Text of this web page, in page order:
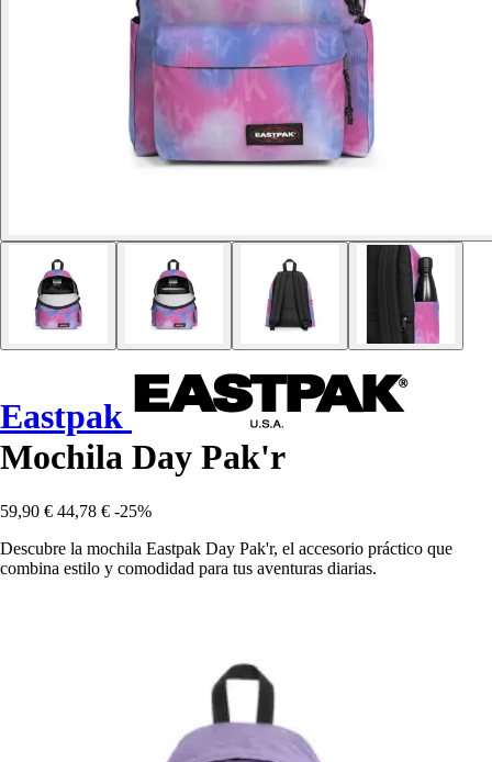
Eastpak
Mochila Day Pak'r
59,90 € 44,78 € -25%
Descubre la mochila Eastpak Day Pak'r, el accesorio práctico que
combina estilo y comodidad para tus aventuras diarias.